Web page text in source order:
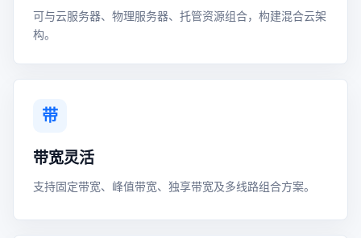
可与云服务器、物理服务器、托管资源组合，构建混合云架
构。
带
带宽灵活
支持固定带宽、峰值带宽、独享带宽及多线路组合方案。